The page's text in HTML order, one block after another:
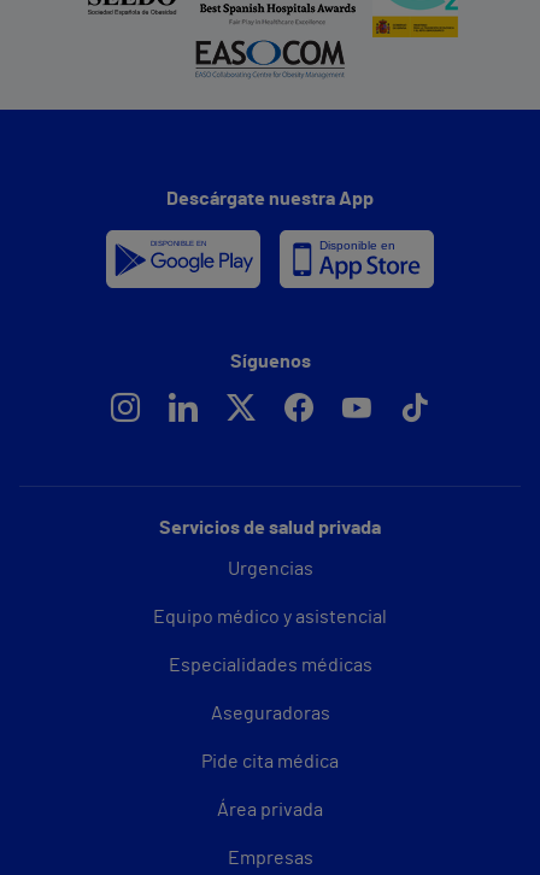
Servicios de salud privada
Urgencias
Equipo médico y asistencial
Especialidades médicas
Aseguradoras
Pide cita médica
Área privada
Empresas
Descárgate nuestra App
Síguenos